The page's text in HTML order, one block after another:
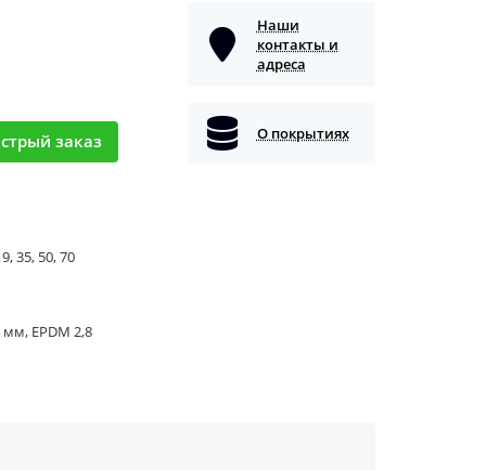
заказ
35, 50, 70
мм, EPDM 2,8
Наши
контакты и
адреса
О покрытиях